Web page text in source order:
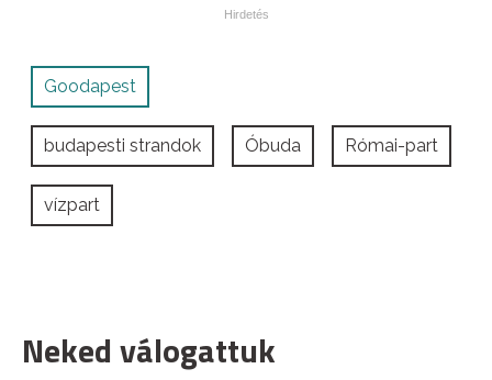
Goodapest
budapesti strandok Óbuda Római-part
vízpart
Neked válogattuk